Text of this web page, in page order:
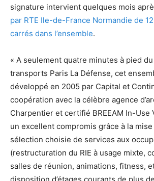
signature intervient quelques mois
par RTE Ile-de-France Normandie de
carrés dans l’ensemble.
« A seulement quatre minutes à pied
transports Paris La Défense, cet
développé en 2005 par Capital et
coopération avec la célèbre agence
Charpentier et certifié BREEAM In-Use
un excellent compromis grâce à la mise
sélection choisie de services aux
(restructuration du RIE à usage mixte,
salles de réunion, animations, fitness,
disposition d’étages courants de plus